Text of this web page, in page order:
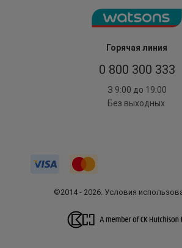
Горячая линия
0 800 300 333
З 9:00 до 19:00
Без выходных
©2014 - 2026. Условия